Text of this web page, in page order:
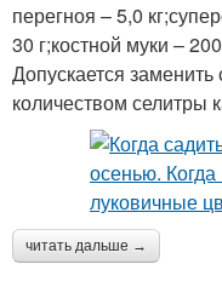
перегноя – 5,0
30 г;костной муки –
Допускается
количеством селитры
читать дальше →